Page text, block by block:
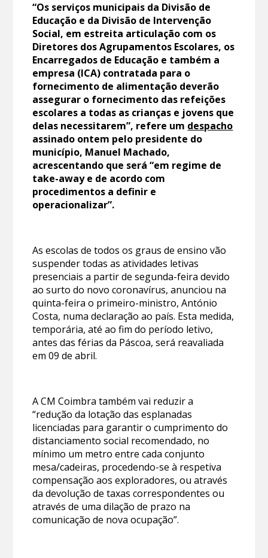
“Os serviços municipais da Divisão de
Educação e da Divisão de Intervenção
Social, em estreita articulação com os
Diretores dos Agrupamentos Escolares, os
Encarregados de Educação e também a
empresa (ICA) contratada para o
fornecimento de alimentação deverão
assegurar o fornecimento das refeições
escolares a todas as crianças e jovens que
delas necessitarem”, refere um despacho
assinado ontem pelo presidente do
município, Manuel Machado,
acrescentando que será “em regime de
take-away e de acordo com
procedimentos a definir e
operacionalizar”.
As escolas de todos os graus de ensino vão
suspender todas as atividades letivas
presenciais a partir de segunda-feira devido
ao surto do novo coronavírus, anunciou na
quinta-feira o primeiro-ministro, António
Costa, numa declaração ao país. Esta medida,
temporária, até ao fim do período letivo,
antes das férias da Páscoa, será reavaliada
em 09 de abril.
A CM Coimbra também vai reduzir a
“redução da lotação das esplanadas
licenciadas para garantir o cumprimento do
distanciamento social recomendado, no
mínimo um metro entre cada conjunto
mesa/cadeiras, procedendo-se à respetiva
compensação aos exploradores, ou através
da devolução de taxas correspondentes ou
através de uma dilação de prazo na
comunicação de nova ocupação”.